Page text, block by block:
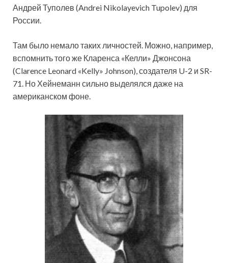
Андрей Туполев (Andrei Nikolayevich Tupolev) для
России.
Там было немало таких личностей. Можно, например,
вспомнить того же Кларенса «Келли» Джонсона
(Clarence Leonard «Kelly» Johnson), создателя U-2 и SR-
71. Но Хейнеманн сильно выделялся даже на
американском фоне.